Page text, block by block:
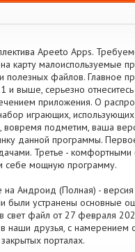
Apeeto Apps.
карту малоиспользуемые
файлов. Главное
выше, серьезно
приложения. О
играющих,
вовремя подметим, ваша
данной программы.
Третье - комфортными
себе мощную программу.
на Андроид (Полная) -
были устранены основные
файл от 27 февраля
наши друзья, с намерением
порталах.